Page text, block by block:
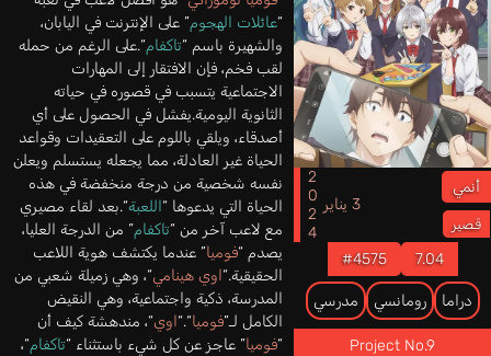
أنمي
قصير
3 يناير 2024
7.04
#4575
دراما رومانسي مدرسي
Project No.9
“عائلات الهجوم” على الإنترنت في اليابان،
والشهيرة باسم “تاكفام“.على الرغم من حمله
لقب فخم، فإن الافتقار إلى المهارات
الاجتماعية يتسبب في قصوره في حياته
الثانوية اليومية.يفشل في الحصول على أي
أصدقاء، ويلقي باللوم على التعقيدات وقواعد
الحياة غير العادلة، مما يجعله يستسلم ويعلن
نفسه شخصية من درجة منخفضة في هذه
الحياة التي يدعوها “اللعبة“.بعد لقاء مصيري
مع لاعب آخر من “تاكفام” من الدرجة العليا،
يصدم “فوميا” عندما يكتشف هوية اللاعب
الحقيقية.“اوي هينامي“، وهي زميلة شعبي من
المدرسة، ذكية واجتماعية، وهي النقيض
الكامل لـ”فوميا“.“اوي“، مندهشة كيف أن
“فوميا” عاجز عن كل شيء باستثناء “تاكفام“،